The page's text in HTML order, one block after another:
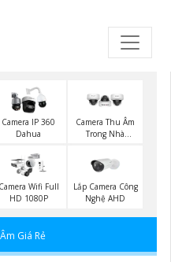
Camera IP 360
Dahua
Camera Thu Âm
Trong Nhà
Camera Wifi Full
HD 1080P
Lắp Camera Công
Nghệ AHD
Giá Rẻ